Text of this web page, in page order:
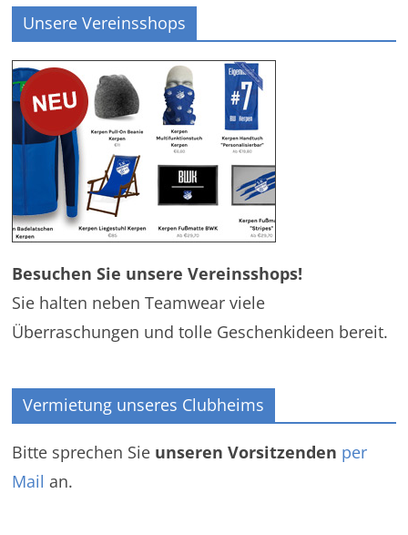
Unsere Vereinsshops
Besuchen Sie unsere Vereinsshops!
Sie halten neben Teamwear viele
Überraschungen und tolle Geschenkideen bereit.
Vermietung unseres Clubheims
Bitte sprechen Sie unseren Vorsitzenden per
Mail an.